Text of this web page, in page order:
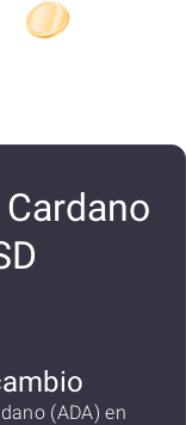
(ADA) en